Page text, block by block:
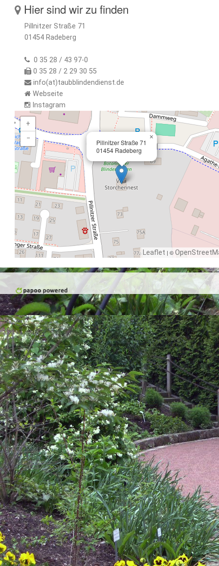
Hier sind wir zu finden
Pillnitzer Straße 71
01454 Radeberg
0 35 28 / 43 97-0
0 35 28 / 2 29 30 55
info(at)taubblindendienst.de
Webseite
Instagram
Pillnitzer Straße 71
01454 Radeberg
×
+
−
Leaflet | ©